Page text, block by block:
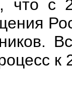
что с
к